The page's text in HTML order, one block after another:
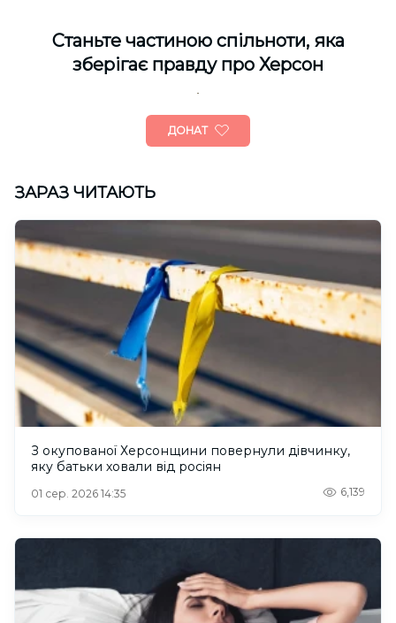
Cтаньте частиною спільноти, яка
зберігає правду про Херсон
ДОНАТ
ЗАРАЗ ЧИТАЮТЬ
З окупованої Херсонщини повернули дівчинку,
яку батьки ховали від росіян
01 сер. 2026 14:35 6,139